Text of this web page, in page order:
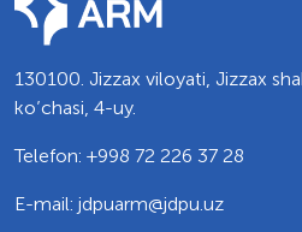
130100. Jizzax viloyati, Jizzax
ko’chasi, 4-uy.
Telefon: +998 72 226 37 28
E-mail: jdpuarm@jdpu.uz